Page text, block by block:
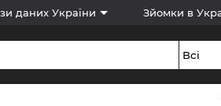
даних України Зйомки в